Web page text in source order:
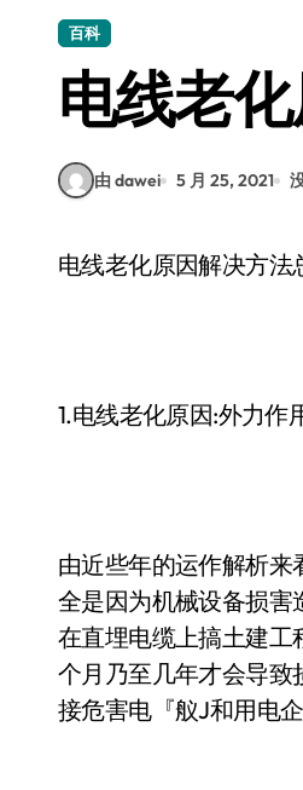
量子科技视
百科
电线老
由 dawei 5 月 25, 2021
电线老化原因解决方
1.电线老化原因:外力作
由近些年的运作解析
全是因为机械设备损害
在直埋电缆上搞土建工
个月乃至几年才会导致
接危害电『舣J和用电